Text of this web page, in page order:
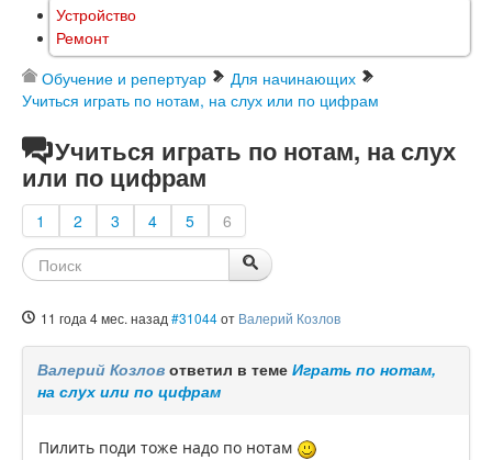
Устройство
Ремонт
Обучение и репертуар
Для начинающих
Учиться играть по нотам, на слух или по цифрам
Учиться играть по нотам, на слух
или по цифрам
1 2 3 4 5 6
11 года 4 мес. назад #31044от Валерий Козлов
Валерий Козлов ответил в теме Играть по нотам,
на слух или по цифрам
Пилить поди тоже надо по нотам